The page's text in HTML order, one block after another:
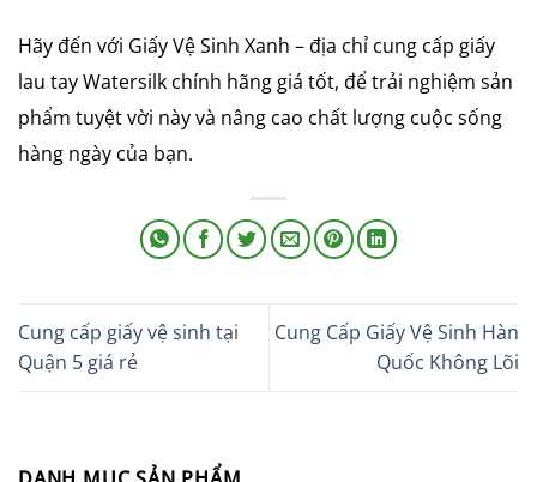
Hãy đến với Giấy Vệ Sinh Xanh – địa chỉ cung cấp giấy
lau tay Watersilk chính hãng giá tốt, để trải nghiệm sản
phẩm tuyệt vời này và nâng cao chất lượng cuộc sống
hàng ngày của bạn.
Cung cấp giấy vệ sinh tại
Quận 5 giá rẻ
Cung Cấp Giấy Vệ Sinh Hàn
Quốc Không Lõi